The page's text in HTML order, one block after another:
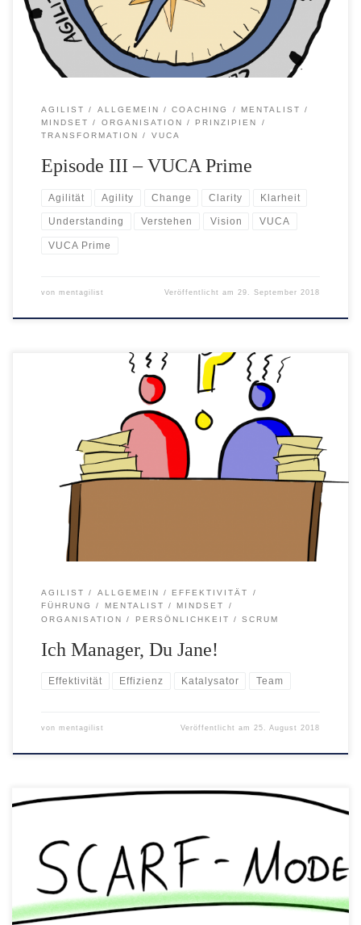
VUKA-Welt zu spüren bekam… “Aber wenn die Welt […]
AGILIST ALLGEMEIN COACHING
MENTALIST
MINDSET
ORGANISATION
PRINZIPIEN
TRANSFORMATION
VUCA
Episode III – VUCA Prime
Agilität Agility Change Clarity Klarheit
Understanding Verstehen Vision VUCA
VUCA Prime
von mentagilist Veröffentlicht am29. September 2018
Der Agilist sah von der Akte auf und sagte triumphierend
zu seinem Kollegen und Freund, dem Mentalisten, der die
Füße auf den Tisch gelegt hatte und aus dem Fenster sah:
“Ich glaube ich habe eine Spur.” “Du Optimist”, gab der
Mentalist trocken zurück. “Seit zwei Wochen wühlen wir
uns durch […]
AGILIST ALLGEMEIN
EFFEKTIVITÄT
FÜHRUNG
MENTALIST
MINDSET
ORGANISATION
PERSÖNLICHKEIT SCRUM
Ich Manager, Du Jane!
Effektivität Effizienz Katalysator Team
von mentagilist Veröffentlicht am25. August 2018
Der Mentalist saß in einer der Ecken des Raumes und
beobachtete seinen Freund, den Agilisten, wie er den
Workshop leitete. Sie beide waren gerufen worden, weil es
in einem der Teams eines Kunden knirschte und knisterte.
Also hatte der verantwortliche Manager für das Team